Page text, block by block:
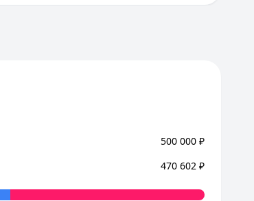
500 000 ₽
470 602 ₽